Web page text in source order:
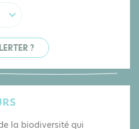
?
la biodiversité qui